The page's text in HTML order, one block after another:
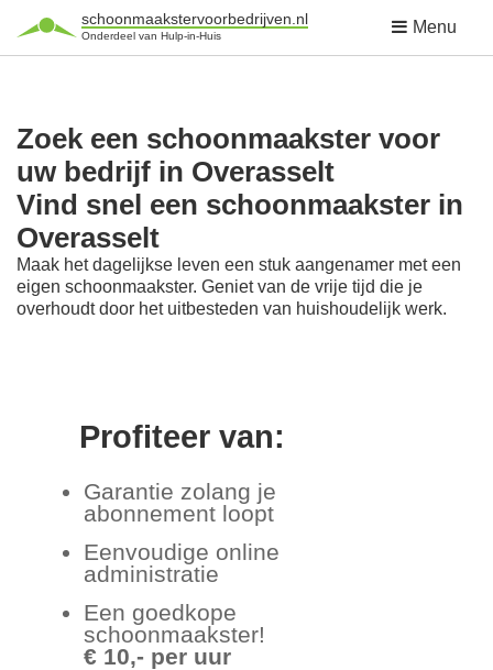
schoonmaakstervoorbedrijven.nl
Onderdeel van Hulp-in-Huis Menu
Zoek een schoonmaakster voor
uw bedrijf in Overasselt
Vind snel een schoonmaakster in
Overasselt
Maak het dagelijkse leven een stuk aangenamer met een
eigen schoonmaakster. Geniet van de vrije tijd die je
overhoudt door het uitbesteden van huishoudelijk werk.
Profiteer van:
Garantie zolang je
abonnement loopt
Eenvoudige online
administratie
Een goedkope
schoonmaakster!
€ 10,- per uur